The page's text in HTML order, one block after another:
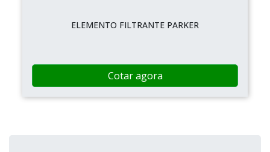
ELEMENTO FILTRANTE PARKER
Cotar agora